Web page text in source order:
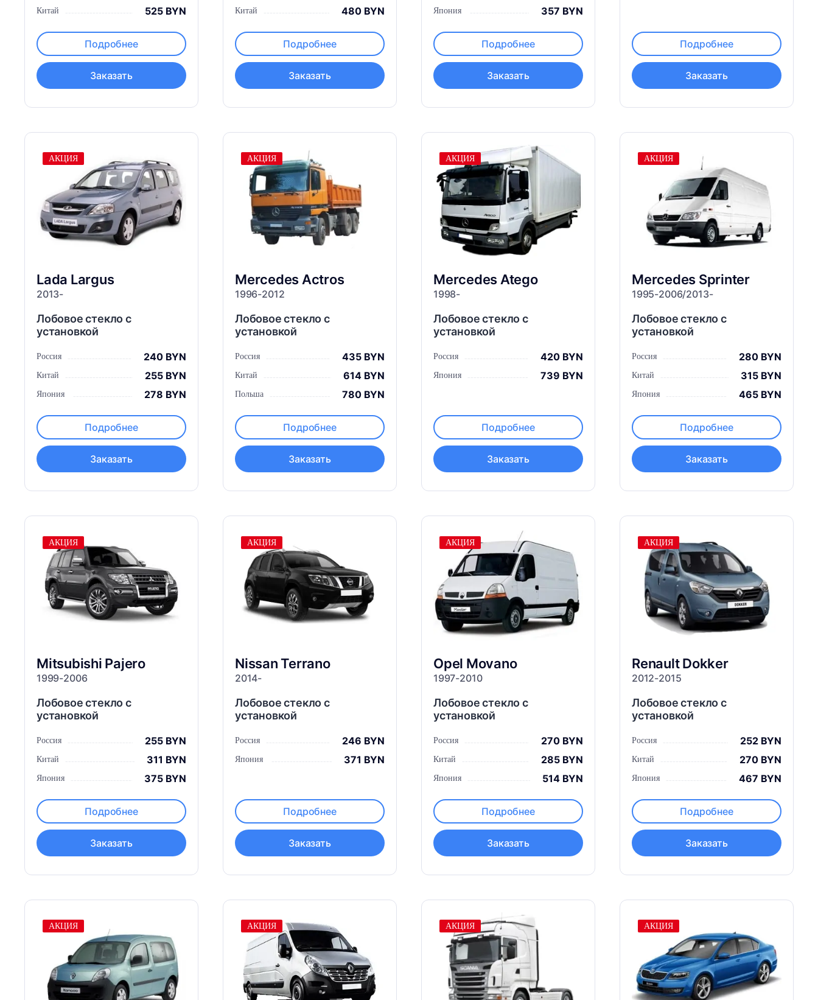
Китай 525 BYN
Подробнее
Заказать
Китай 480 BYN
Подробнее
Заказать
Япония 357 BYN
Подробнее
Заказать
Подробнее
Заказать
АКЦИЯ
Lada Largus
2013-
Лобовое стекло с
установкой
Россия 240 BYN
Китай 255 BYN
Япония 278 BYN
Подробнее
Заказать
АКЦИЯ
Mercedes Actros
1996-2012
Лобовое стекло с
установкой
Россия 435 BYN
Китай 614 BYN
Польша 780 BYN
Подробнее
Заказать
АКЦИЯ
Mercedes Atego
1998-
Лобовое стекло с
установкой
Россия 420 BYN
Япония 739 BYN
Подробнее
Заказать
АКЦИЯ
Mercedes Sprinter
1995-2006/2013-
Лобовое стекло с
установкой
Россия 280 BYN
Китай 315 BYN
Япония 465 BYN
Подробнее
Заказать
АКЦИЯ
Mitsubishi Pajero
1999-2006
Лобовое стекло с
установкой
Россия 255 BYN
Китай 311 BYN
Япония 375 BYN
Подробнее
Заказать
АКЦИЯ
NissanTerrano
2014-
Лобовое стекло с
установкой
Россия 246 BYN
Япония 371 BYN
Подробнее
Заказать
АКЦИЯ
Opel Movano
1997-2010
Лобовое стекло с
установкой
Россия 270 BYN
Китай 285 BYN
Япония 514 BYN
Подробнее
Заказать
АКЦИЯ
RenaultDokker
2012-2015
Лобовое стекло с
установкой
Россия 252 BYN
Китай 270 BYN
Япония 467 BYN
Подробнее
Заказать
АКЦИЯ АКЦИЯ АКЦИЯ АКЦИЯ